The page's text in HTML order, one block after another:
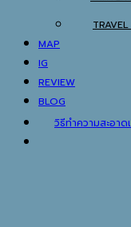
MAP
IG
REVIEW
BLOG
วิธีทำความสะอาด